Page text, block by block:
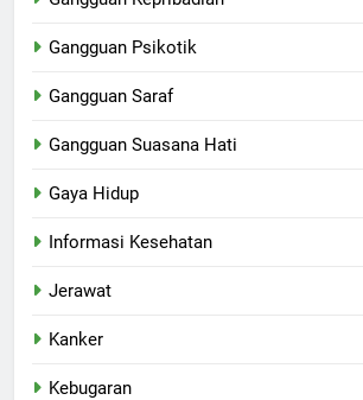
Gangguan Psikotik
Gangguan Saraf
Gangguan Suasana Hati
Gaya Hidup
Informasi Kesehatan
Jerawat
Kanker
Kebugaran